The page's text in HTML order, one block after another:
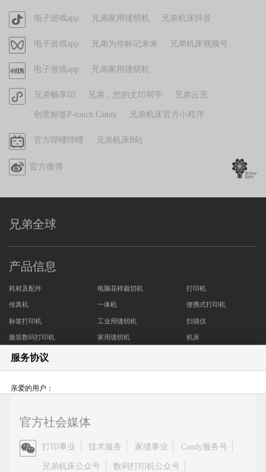
官
抖
电子游戏app 兄弟家用缝纫机 兄弟机床抖音
视
号
电子游戏app 兄弟为你标记未来 兄弟机床视频号
官
小
红
电子游戏app 兄弟家用缝纫机
官
方
程
兄弟畅享印 兄弟，您的文印帮手 兄弟云充
创意标签P-touch Candy 兄弟机床官方小程序
哔
哔
官方哔哩哔哩 兄弟机床B站
官方微博
兄弟全球
产品信息
耗材及配件 电脑花样裁切机 打印机
传真机 一体机 便携式打印机
标签打印机 工业用缝纫机 扫描仪
服装数码打印机 家用缝纫机 机床
商用绣花机
维修网络
安全问题支持 招聘专区
服务协议
亲爱的用户：
用户满意度，基于产品功能运行与服务的迭代需求， 我们需要对您在使用
Brother产品及服务的过程中，产生的必要数据（如设备信息、配置参数等）进
行收集、处理。 这些数据将有助于我们精准优化打印效率、提升响应速度及满
官方社会媒体
官
打印事业 技术服务 家缝事业 Candy服务号
兄弟机床公众号 数码打印机公众号